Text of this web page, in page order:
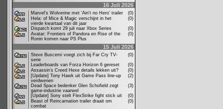
16 Juli 2026
Marvel's Wolverine met 'Ain't no Hero' trailer
(0)
Hela: of Mice & Magic verschijnt in het
vierde kwartaal van dit jaar
(0)
Dispatch komt 29 juli naar Xbox Series
(0)
Avatar: Frontiers of Pandora en Rise of the
Ronin komen naar PS Plus
(0)
15 Juli 2026
Steve Buscemi voegt zich bij Far Cry TV-
serie
(0)
Leaderboards van Forza Horizon 6 gereset
(0)
Assassin's Creed Hexe details lekken uit?
(0)
[Update] Tony Hawk uit Game Pass line-up
verdwenen
(2)
Dead Space bedenker Glen Schofield zegt
game-industrie vaarwel
(3)
[Update] Sony stelt FlexStrike fight stick uit
(0)
Beast of Reincarnation trailer draait om
combat
(0)